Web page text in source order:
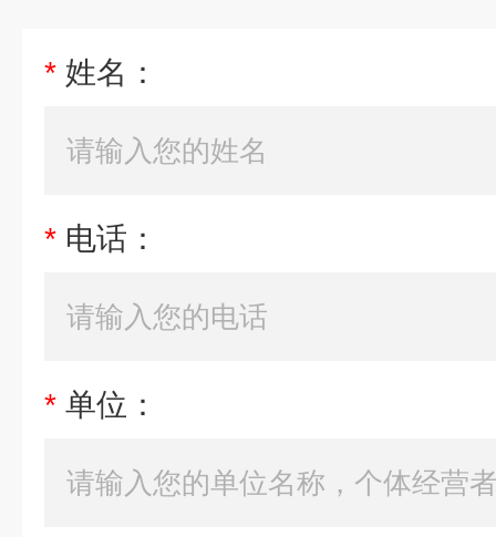
* 姓名：
* 电话：
* 单位：